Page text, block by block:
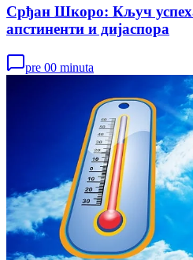
Срђан Шкоро: Кључ
апстиненти и дијаспора
pre 00 minuta